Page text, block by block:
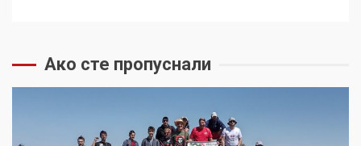
Ако сте пропуснали